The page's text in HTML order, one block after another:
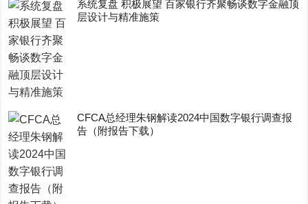
系统复盘 积极展望 百家银行齐聚畅谈数字金融顶
层设计与精准施策
CFCA总经理朱钢解读2024中国数字银行调查报
告（附报告下载）